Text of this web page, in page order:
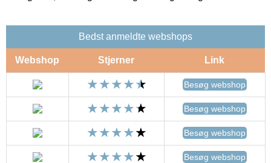
Bedst anmeldte webshops
Webshop Stjerner Link
Besøg webshop
Besøg webshop
Besøg webshop
Besøg webshop